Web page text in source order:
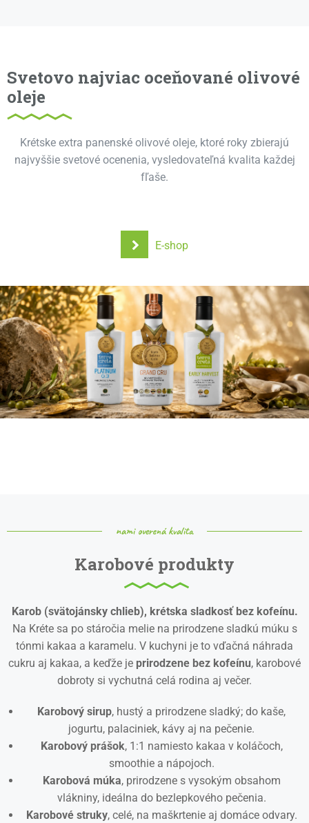
Svetovo najviac oceňované olivové
oleje
Krétske extra panenské olivové oleje, ktoré roky zbierajú
najvyššie svetové ocenenia, vysledovateľná kvalita každej
fľaše.
E-shop
nami overená kvalita
Karobové produkty
Karob (svätojánsky chlieb), krétska sladkosť bez kofeínu.
Na Kréte sa po stáročia melie na prirodzene sladkú múku s
tónmi kakaa a karamelu. V kuchyni je to vďačná náhrada
cukru aj kakaa, a keďže je prirodzene bez kofeínu, karobové
dobroty si vychutná celá rodina aj večer.
Karobový sirup, hustý a prirodzene sladký; do kaše,
jogurtu, palaciniek, kávy aj na pečenie.
Karobový prášok, 1:1 namiesto kakaa v koláčoch,
smoothie a nápojoch.
Karobová múka, prirodzene s vysokým obsahom
vlákniny, ideálna do bezlepkového pečenia.
Karobové struky, celé, na maškrtenie aj domáce odvary.